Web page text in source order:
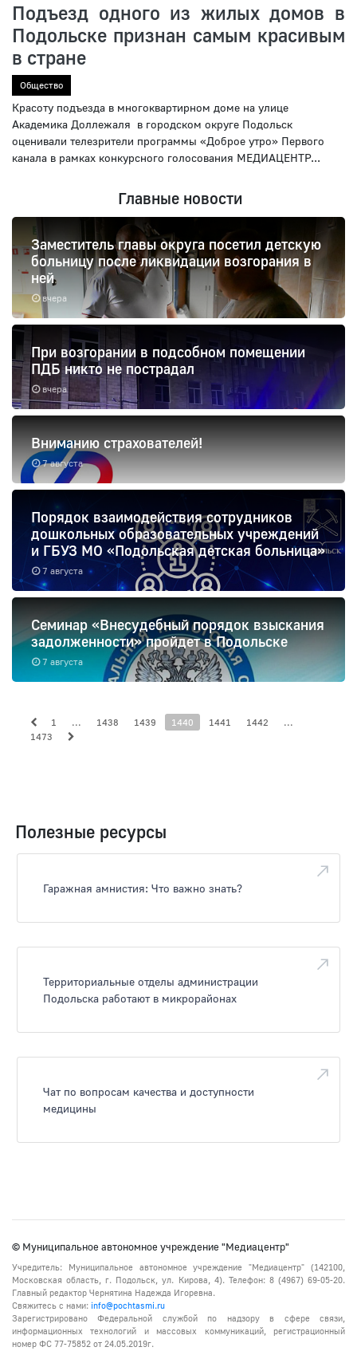
Подъезд одного из жилых домов в
Подольске признан самым красивым
в стране
Общество
Красоту подъезда в многоквартирном доме на улице
Академика Доллежаля в городском округе Подольск
оценивали телезрители программы «Доброе утро» Первого
канала в рамках конкурсного голосования МЕДИАЦЕНТР...
Главные новости
вчера
Заместитель главы округа посетил детскую
больницу после ликвидации возгорания в
ней
вчера
При возгорании в подсобном помещении
ПДБ никто не пострадал
7 августа
Вниманию страхователей!
7 августа
Порядок взаимодействия сотрудников
дошкольных образовательных учреждений
и ГБУЗ МО «Подольская детская больница»
7 августа
Семинар «Внесудебный порядок взыскания
задолженности» пройдет в Подольске
1 ... 1438 1439 1440 1441 1442
...
1473
Полезные ресурсы
Гаражная амнистия: Что важно знать?
Территориальные отделы администрации
Подольска работают в микрорайонах
Чат по вопросам качества и доступности
медицины
© Муниципальное автономное учреждение "Медиацентр"
Учредитель: Муниципальное автономное учреждение "Медиацентр" (142100,
Московская область, г. Подольск, ул. Кирова, 4). Телефон: 8 (4967) 69-05-20.
Главный редактор Чернятина Надежда Игоревна.
Свяжитесь с нами: info@pochtasmi.ru
Зарегистрировано Федеральной службой по надзору в сфере связи,
информационных технологий и массовых коммуникаций, регистрационный
номер ФС 77-75852 от 24.05.2019г.